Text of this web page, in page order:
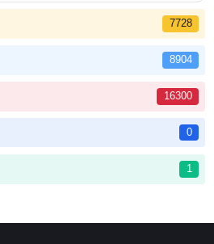
7728
8904
16300
0
1